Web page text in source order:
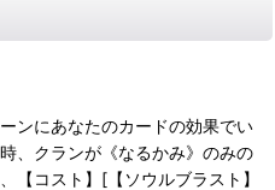
ンにあなたのカードの効果でい
、クランが《なるかみ》のみの
【コスト】[【ソウルブラスト】